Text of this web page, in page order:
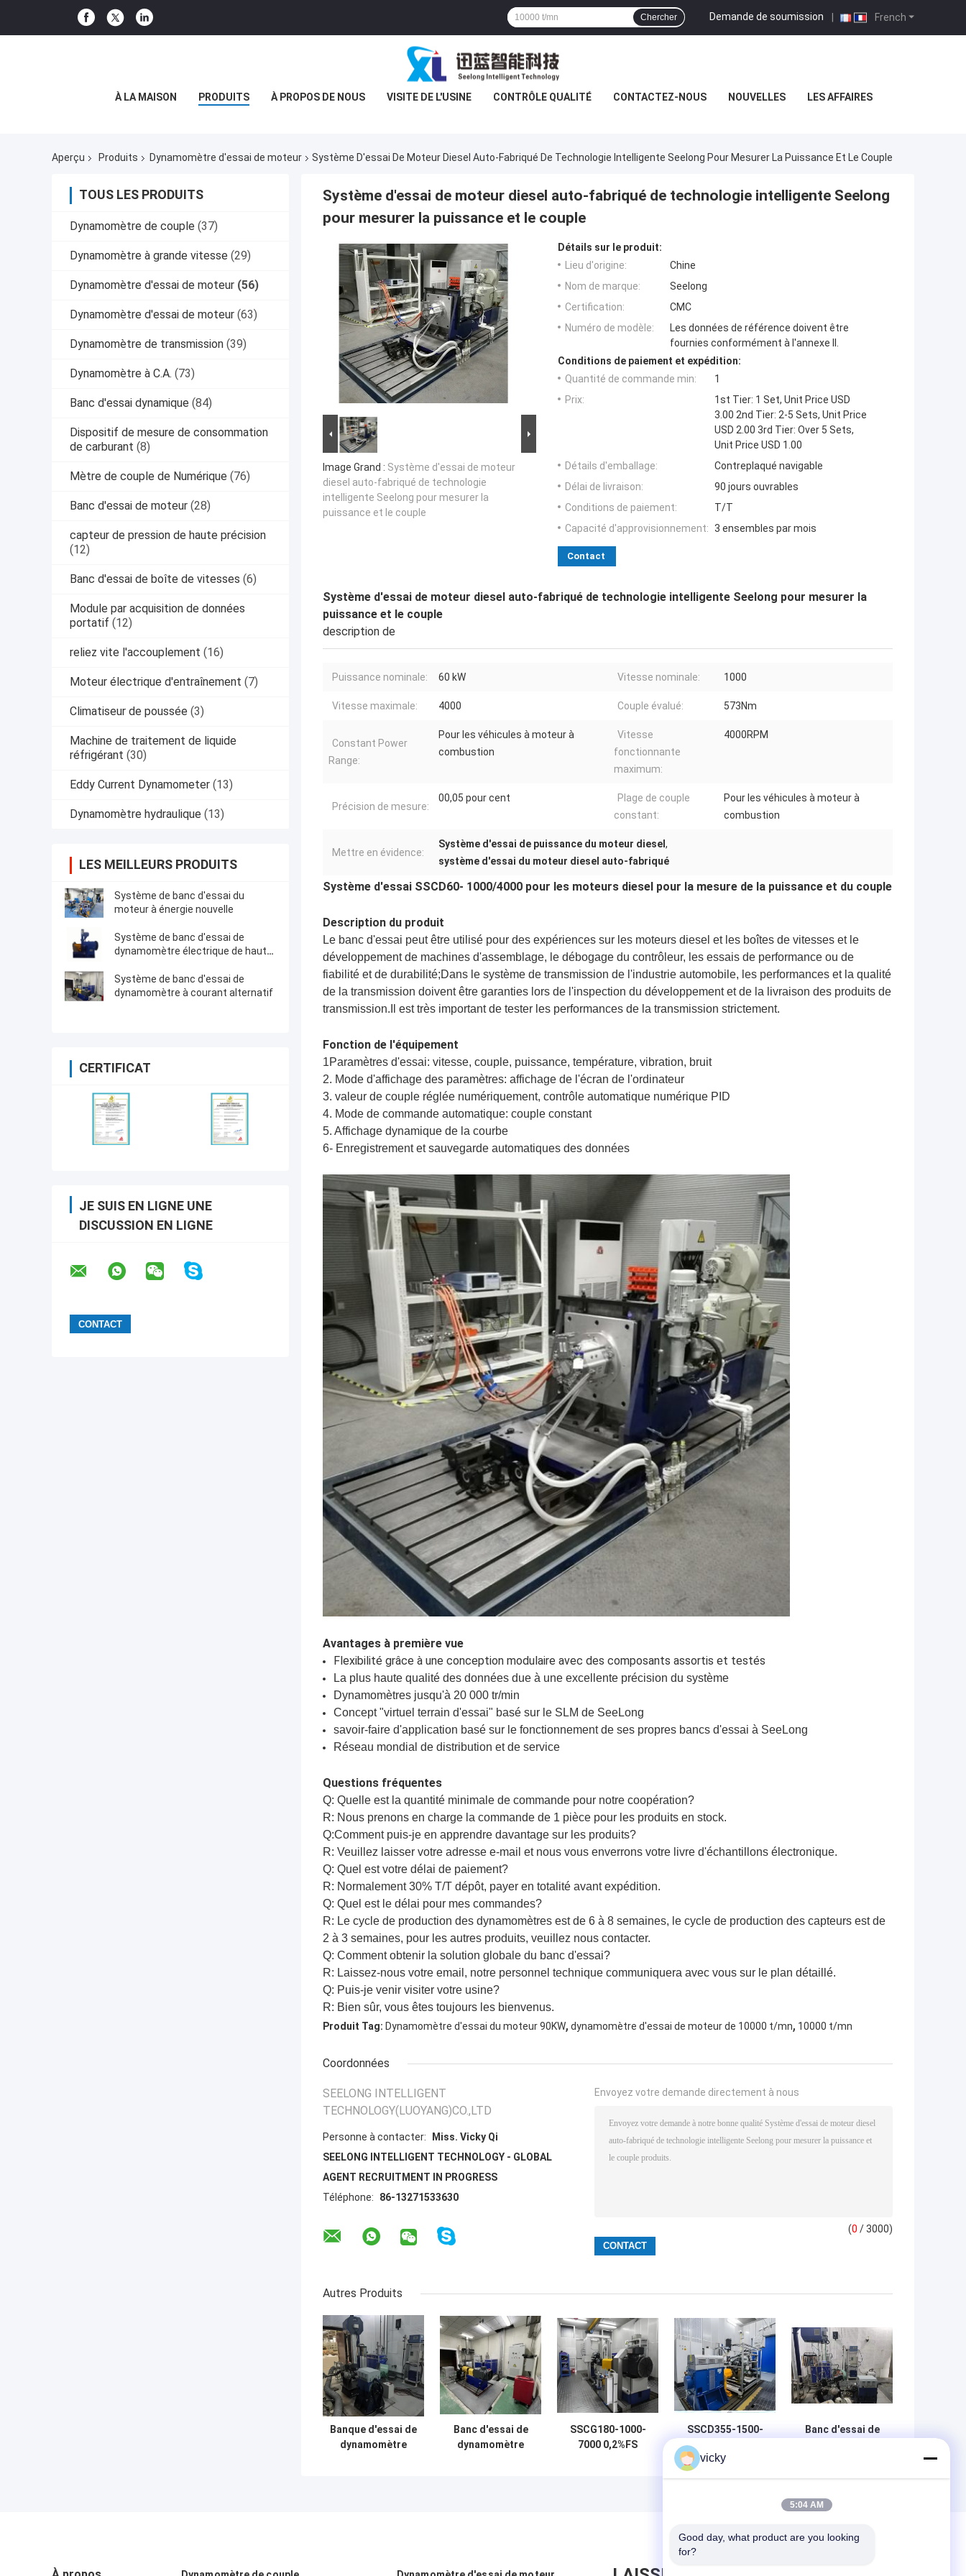
French
Demande de soumission |
Chercher
À LA MAISON PRODUITS À PROPOS DE NOUS VISITE DE L'USINE CONTRÔLE QUALITÉ CONTACTEZ-NOUS NOUVELLES LES AFFAIRES
Aperçu Produits Dynamomètre d'essai de moteur Système D'essai De Moteur Diesel Auto-Fabriqué De Technologie Intelligente Seelong Pour Mesurer La Puissance Et Le Couple
TOUS LES PRODUITS
Dynamomètre de couple (37)
Dynamomètre à grande vitesse (29)
Dynamomètre d'essai de moteur (56)
Dynamomètre d'essai de moteur (63)
Dynamomètre de transmission (39)
Dynamomètre à C.A. (73)
Banc d'essai dynamique (84)
Dispositif de mesure de consommation
de carburant (8)
Mètre de couple de Numérique (76)
Banc d'essai de moteur (28)
capteur de pression de haute précision
(12)
Banc d'essai de boîte de vitesses (6)
Module par acquisition de données
portatif (12)
reliez vite l'accouplement (16)
Moteur électrique d'entraînement (7)
Climatiseur de poussée (3)
Machine de traitement de liquide
réfrigérant (30)
Eddy Current Dynamometer (13)
Dynamomètre hydraulique (13)
LES MEILLEURS PRODUITS
Système de banc d'essai du
moteur à énergie nouvelle
Système de banc d'essai de
dynamomètre électrique de haute
Système de banc d'essai de
dynamomètre à courant alternatif
CERTIFICAT
JE SUIS EN LIGNE UNE
DISCUSSION EN LIGNE
Système d'essai de moteur diesel auto-fabriqué de technologie intelligente Seelong
pour mesurer la puissance et le couple
Image Grand : Système d'essai de moteur
diesel auto-fabriqué de technologie
intelligente Seelong pour mesurer la
puissance et le couple
Détails sur le produit:
Lieu d'origine:
Chine
Nom de marque:
Seelong
Certification:
CMC
Numéro de modèle:
Les données de référence doivent être
fournies conformément à l'annexe II.
Conditions de paiement et expédition:
Quantité de commande min:
1
Prix:
1st Tier: 1 Set, Unit Price USD
3.00 2nd Tier: 2-5 Sets, Unit Price
USD 2.00 3rd Tier: Over 5 Sets,
Unit Price USD 1.00
Détails d'emballage:
Contreplaqué navigable
Délai de livraison:
90 jours ouvrables
Conditions de paiement:
T/T
Capacité d'approvisionnement: 3 ensembles par mois
Contact
Système d'essai de moteur diesel auto-fabriqué de technologie intelligente Seelong pour mesurer la
puissance et le couple
description de
Puissance nominale: 60 kW Vitesse nominale: 1000
Vitesse maximale: 4000 Couple évalué: 573Nm
Constant Power
Range:
Pour les véhicules à moteur à
combustion
Vitesse
fonctionnante
maximum:
4000RPM
Précision de mesure:
00,05 pour cent
Plage de couple
constant:
Pour les véhicules à moteur à
combustion
Mettre en évidence:
Système d'essai de puissance du moteur diesel ,
système d'essai du moteur diesel auto-fabriqué
Système d'essai SSCD60- 1000/4000 pour les moteurs diesel pour la mesure de la puissance et du couple
Description du produit
Le banc d'essai peut être utilisé pour des expériences sur les moteurs diesel et les boîtes de vitesses et le
développement de machines d'assemblage, le débogage du contrôleur, les essais de performance ou de
fiabilité et de durabilité;Dans le système de transmission de l'industrie automobile, les performances et la qualité
de la transmission doivent être garanties lors de l'inspection du développement et de la livraison des produits de
transmission.Il est très important de tester les performances de la transmission strictement.
Fonction de l'équipement
1Paramètres d'essai: vitesse, couple, puissance, température, vibration, bruit
2. Mode d'affichage des paramètres: affichage de l'écran de l'ordinateur
3. valeur de couple réglée numériquement, contrôle automatique numérique PID
4. Mode de commande automatique: couple constant
5. Affichage dynamique de la courbe
6- Enregistrement et sauvegarde automatiques des données
Avantages à première vue
Flexibilité grâce à une conception modulaire avec des composants assortis et testés
La plus haute qualité des données due à une excellente précision du système
Dynamomètres jusqu'à 20 000 tr/min
Concept "virtuel terrain d'essai" basé sur le SLM de SeeLong
savoir-faire d'application basé sur le fonctionnement de ses propres bancs d'essai à SeeLong
Réseau mondial de distribution et de service
Questions fréquentes
Q: Quelle est la quantité minimale de commande pour notre coopération?
R: Nous prenons en charge la commande de 1 pièce pour les produits en stock.
Q:Comment puis-je en apprendre davantage sur les produits?
R: Veuillez laisser votre adresse e-mail et nous vous enverrons votre livre d'échantillons électronique.
Q: Quel est votre délai de paiement?
R: Normalement 30% T/T dépôt, payer en totalité avant expédition.
Q: Quel est le délai pour mes commandes?
R: Le cycle de production des dynamomètres est de 6 à 8 semaines, le cycle de production des capteurs est de
2 à 3 semaines, pour les autres produits, veuillez nous contacter.
Q: Comment obtenir la solution globale du banc d'essai?
R: Laissez-nous votre email, notre personnel technique communiquera avec vous sur le plan détaillé.
Q: Puis-je venir visiter votre usine?
R: Bien sûr, vous êtes toujours les bienvenus.
Produit Tag: Dynamomètre d'essai du moteur 90KW, dynamomètre d'essai de moteur de 10000 t/mn, 10000 t/mn
Coordonnées
SEELONG INTELLIGENT
TECHNOLOGY(LUOYANG)CO.,LTD
Personne à contacter:
Miss. Vicky Qi
SEELONG INTELLIGENT TECHNOLOGY - GLOBAL
AGENT RECRUITMENT IN PROGRESS
Téléphone:
86-13271533630
Envoyez votre demande directement à nous
(0 / 3000)
Autres Produits
Banque d'essai de
dynamomètre
Banc d'essai de
dynamomètre
SSCG180-1000-
7000 0,2%FS
SSCD355-1500-
Système de banc
Banc d'essai de
tr/min
vicky
5:04 AM
Good day, what product are you looking
for?